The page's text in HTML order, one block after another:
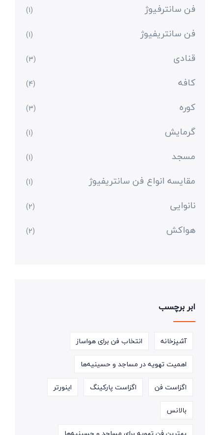
فن سانترفیوژ (1)
فن سانتریفیوژ (1)
قنادی (3)
کافه (4)
کوره (3)
گرمایش (1)
مسجد (1)
مقایسه انواع فن سانتریفیوژ (1)
نانوایی (2)
هواکش (2)
ابر برچسب
آشپزخانه
انتخاب فن برای هواساز
اهمیت تهویه در مساجد و حسینیه‌ها
اگزاست فن
اگزاست پارکینگ
اینورتر
بالانس